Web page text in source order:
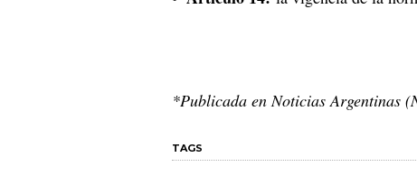
*Publicada en Noticias Argentinas
TAGS